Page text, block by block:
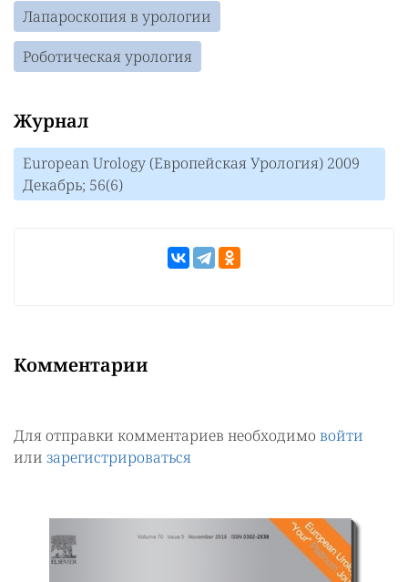
Лапароскопия в урологии
Роботическая урология
Журнал
European Urology (Европейская Урология) 2009
Декабрь; 56(6)
Комментарии
Для отправки комментариев необходимо войти
или зарегистрироваться